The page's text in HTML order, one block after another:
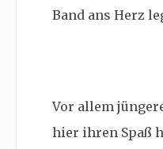
Band ans Herz
Vor allem
hier ihren Spaß